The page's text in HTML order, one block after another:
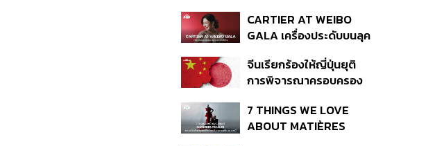
รองรับอ่าวไทย-อันดามัน
CARTIER AT WEIBO
GALA เครื่องประดับบนลุค
สำคัญ
จีนเรียกร้องให้ญี่ปุ่นยุติ
การพิจารณาครอบครอง
7 THINGS WE LOVE
ABOUT MATIÈRES